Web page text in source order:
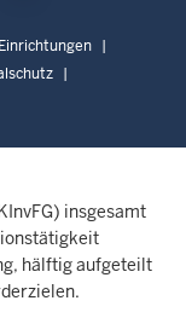
insgesamt
hälftig aufgeteilt